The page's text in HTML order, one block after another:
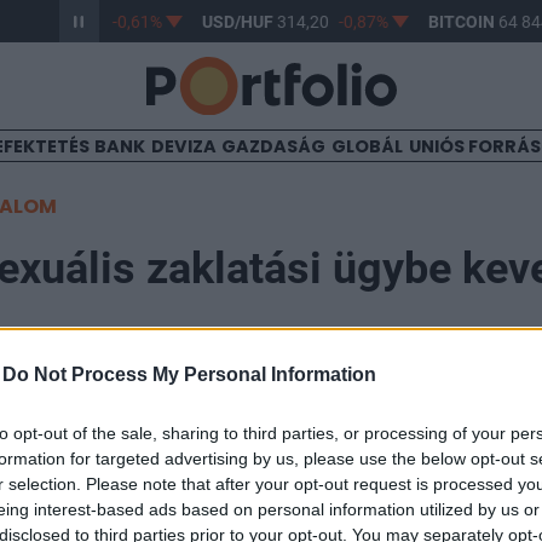
Do Not Process My Personal Information
opt-out of the sale, sharing to third parties, or processing of your
for targeted advertising by us, please use the below opt-out
selection. Please note that after your opt-out request is processed
interest-based ads based on personal information utilized by us
to third parties prior to your opt-out. You may separately
363,17 -0,61% USD/HUF 314,20 -0,87% BITCOIN64
BANK DEVIZA GAZDASÁG GLOBÁL UNIÓS
zaklatási ügybe
határozottan visszautasította egy volt ügyvezető
zaklatási vádjait, azt állítva, hogy a nő korábban